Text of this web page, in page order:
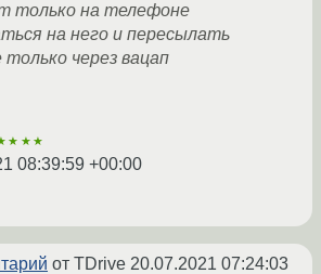
только на телефоне
на него и пересылать
через вацап
08:39:59 +00:00
от TDrive 20.07.2021 07:24:03